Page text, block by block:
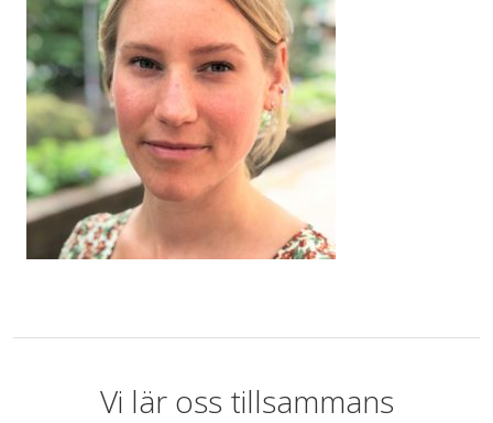
Vi lär oss tillsammans